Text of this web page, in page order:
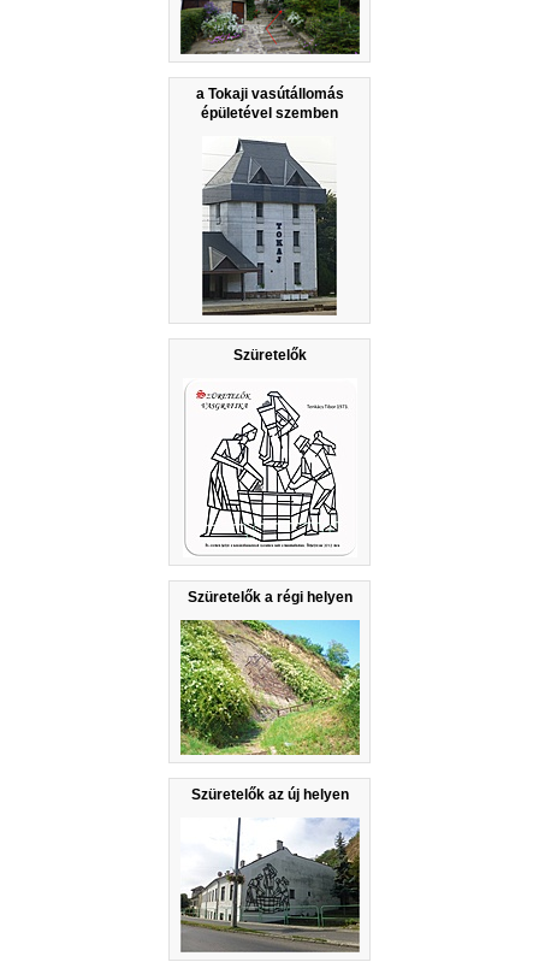
a Tokaji vasútállomás
épületével szemben
Szüretelők
Szüretelők a régi helyen
Szüretelők az új helyen